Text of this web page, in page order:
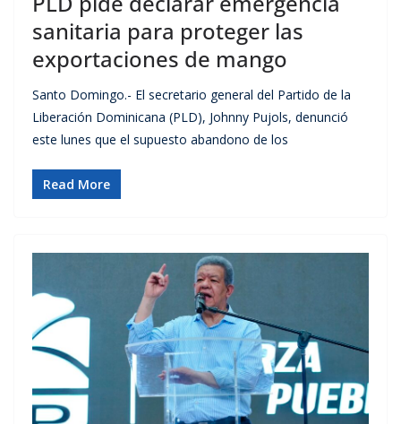
sanitaria para proteger las
exportaciones de mango
Santo Domingo.- El secretario general del Partido de la
Liberación Dominicana (PLD), Johnny Pujols, denunció
este lunes que el supuesto abandono de los
Read More